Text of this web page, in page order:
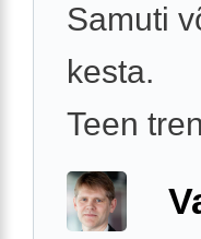
Samuti
kesta.
Teen